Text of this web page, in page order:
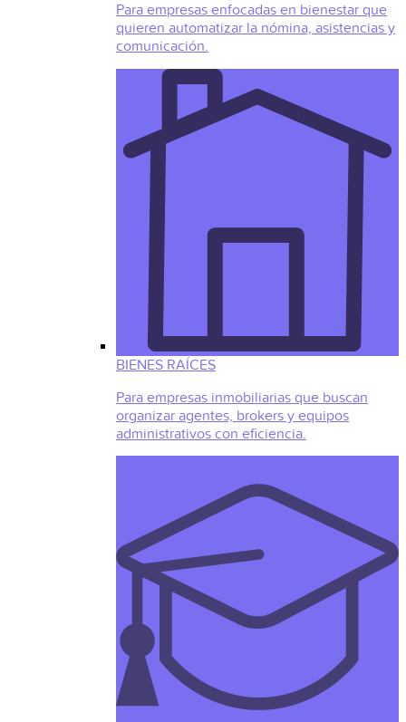
Para empresas enfocadas en bienestar que
quieren automatizar la nómina, asistencias y
comunicación.
BIENES RAÍCES
Para empresas inmobiliarias que buscan
organizar agentes, brokers y equipos
administrativos con eficiencia.